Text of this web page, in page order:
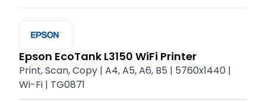
Epson EcoTank L3150 WiFi Printer
Print, Scan, Copy | A4, A5, A6, B5 | 5760x1440 |
Wi-Fi | TG0871